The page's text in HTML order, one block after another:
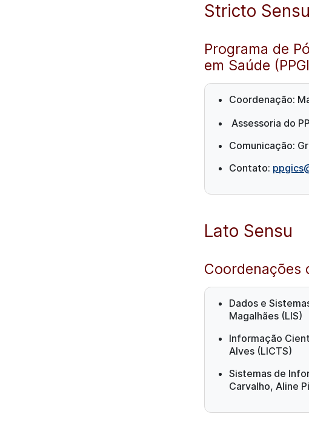
Stricto Sensu
Programa de
em Saúde
Coordenação:
Assessoria do
Comunicação:
Contato:
Lato Sensu
Coordenações
Dados e
Magalhães (LIS)
Informação
Alves (LICTS)
Sistemas de
Carvalho, Aline